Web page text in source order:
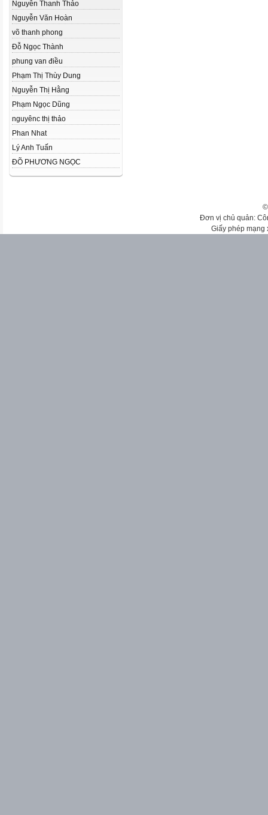
Nguyễn Thanh Thảo
Nguyễn Văn Hoàn
võ thanh phong
Đỗ Ngọc Thành
phung van điều
Phạm Thị Thùy Dung
Nguyễn Thị Hằng
Phạm Ngọc Dũng
nguyênc thị thảo
Phan Nhat
Lý Anh Tuấn
ĐÕ PHƯƠNG NGỌC
Đơn vị chủ quản:
Giấy phép mạng